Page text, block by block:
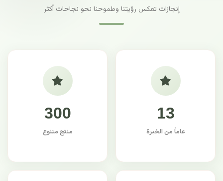
إنجازات تعكس رؤيتنا وطموحنا نحو نجاحات أكثر
13
عاماً من الخبرة
300
منتج متنوع